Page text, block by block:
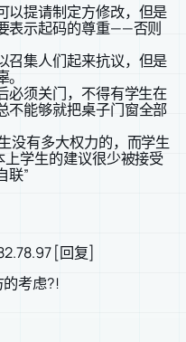
以提请制定方修改，但是
表示起码的尊重——否则
召集人们起来抗议，但是
必须关门，不得有学生在
不能够就把桌子门窗全部
没有多大权力的，而学生
上学生的建议很少被接受
联”
[回复]
考虑?!